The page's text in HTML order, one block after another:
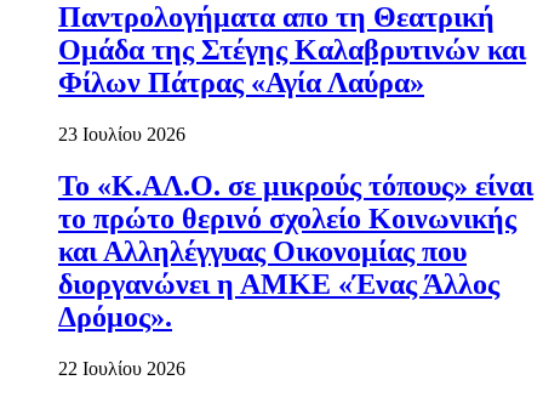
Παντρολογήματα απο τη Θεατρική
Ομάδα της Στέγης Καλαβρυτινών και
Φίλων Πάτρας «Αγία Λαύρα»
23 Ιουλίου 2026
Το «Κ.ΑΛ.Ο. σε μικρούς τόπους» είναι
το πρώτο θερινό σχολείο Κοινωνικής
και Αλληλέγγυας Οικονομίας που
διοργανώνει η ΑΜΚΕ «Ένας Άλλος
Δρόμος».
22 Ιουλίου 2026